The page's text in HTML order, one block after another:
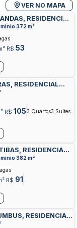
VER NO MAPA
RESIDENCIAL
GOIANIA
372 m²
R$ 53
RESIDENCIAL
GOIANIA
R$ 1053 Quartos3 Suítes
RESIDENCIAL
GOIANIA
382 m²
R$ 91
RESIDENCIAL
GOIANIA